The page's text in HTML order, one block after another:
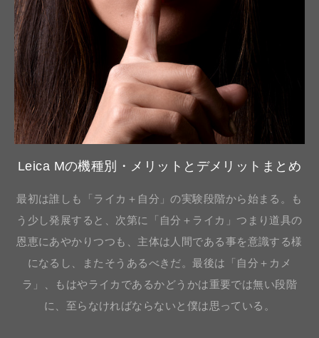
Leica Mの機種別・メリットとデメリットまとめ
最初は誰しも「ライカ＋自分」の実験段階から始まる。も
う少し発展すると、次第に「自分＋ライカ」つまり道具の
恩恵にあやかりつつも、主体は人間である事を意識する様
になるし、またそうあるべきだ。最後は「自分＋カメ
ラ」、もはやライカであるかどうかは重要では無い段階
に、至らなければならないと僕は思っている。